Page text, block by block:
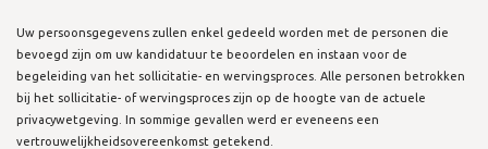
Uw persoonsgegevens zullen enkel gedeeld worden met de personen die
bevoegd zijn om uw kandidatuur te beoordelen en instaan voor de
begeleiding van het sollicitatie- en wervingsproces. Alle personen betrokken
bij het sollicitatie- of wervingsproces zijn op de hoogte van de actuele
privacywetgeving. In sommige gevallen werd er eveneens een
vertrouwelijkheidsovereenkomst getekend.